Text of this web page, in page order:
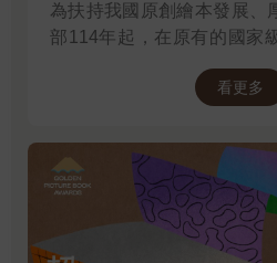
為扶持我國原創繪本發展、
部114年起，在原有的國家
促進台灣圖文出版的多元發
「跨域應用獎」、「年度繪
大獎」。
看更多